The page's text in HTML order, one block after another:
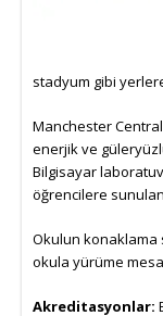
stadyum gibi
Manchester
enerjik ve
Bilgisayar
öğrencilere
Okulun konaklama
okula yürüme
Akreditasyonlar: